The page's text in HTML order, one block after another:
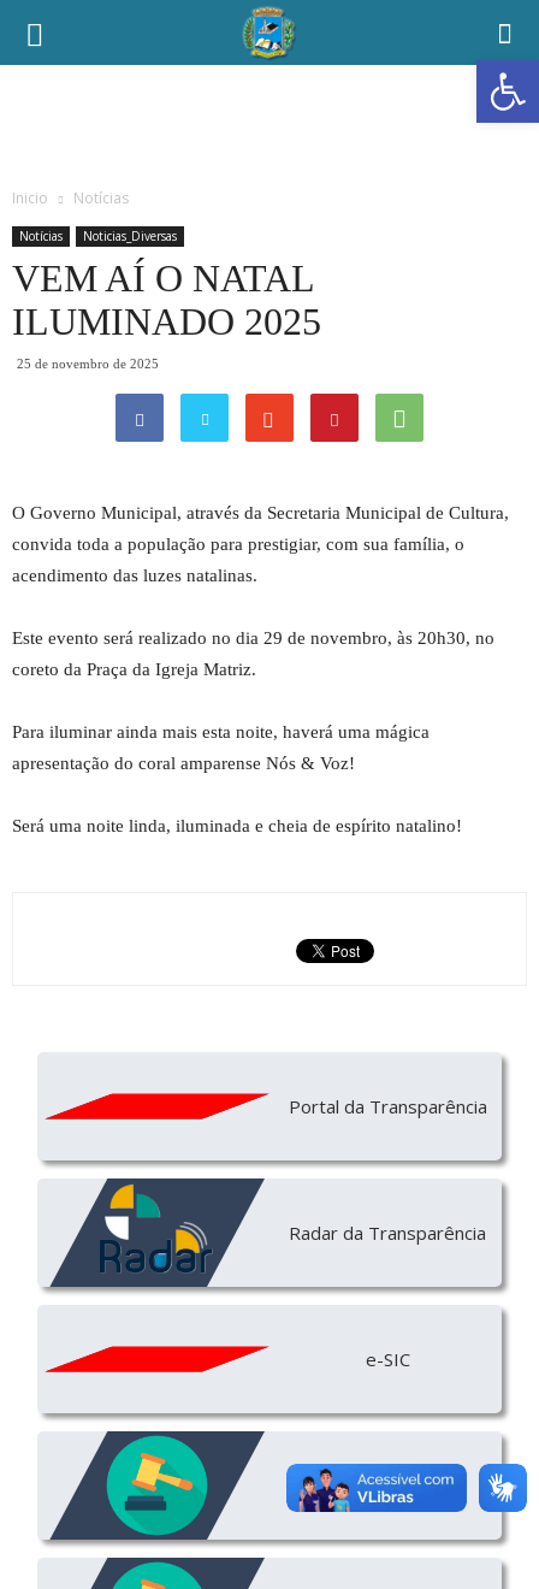
Abrir a
Inicio Notícias
Notícias Noticias_Diversas
VEM AÍ O NATAL
ILUMINADO 2025
25 de novembro de 2025
O Governo Municipal, através da Secretaria Municipal de Cultura,
convida toda a população para prestigiar, com sua família, o
acendimento das luzes natalinas.
Este evento será realizado no dia 29 de novembro, às 20h30, no
coreto da Praça da Igreja Matriz.
Para iluminar ainda mais esta noite, haverá uma mágica
apresentação do coral amparense Nós & Voz!
Será uma noite linda, iluminada e cheia de espírito natalino!
Portal da Transparência
Radar da Transparência
e-SIC
Licitação